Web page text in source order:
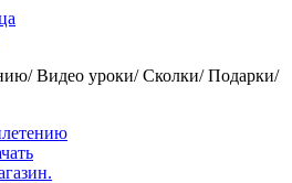
Видео уроки/ Сколки/ Подарки/